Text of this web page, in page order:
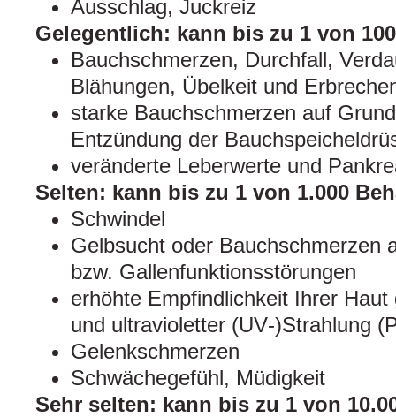
Ausschlag, Juckreiz
Gelegentlich: kann bis zu 1 von
Bauchschmerzen, Durchfall,
Blähungen, Übelkeit und
starke Bauchschmerzen auf
Entzündung der
veränderte Leberwerte und
Selten: kann bis zu 1 von 1.000
Schwindel
Gelbsucht oder Bauchschmerzen
bzw. Gallenfunktionsstörungen
erhöhte Empfindlichkeit Ihrer
und ultravioletter (UV‑)Strahlung
Gelenkschmerzen
Schwächegefühl, Müdigkeit
Sehr selten: kann bis zu 1 von